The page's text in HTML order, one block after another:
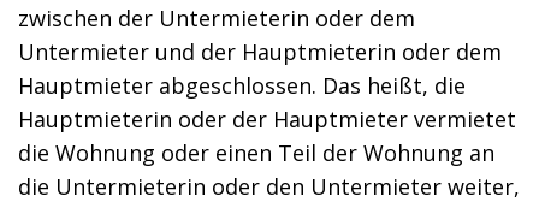
zwischen der Untermieterin oder dem
Untermieter und der Hauptmieterin oder dem
Hauptmieter abgeschlossen. Das heißt, die
Hauptmieterin oder der Hauptmieter vermietet
die Wohnung oder einen Teil der Wohnung an
die Untermieterin oder den Untermieter weiter,